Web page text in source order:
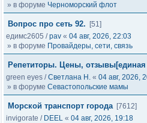
» в форуме Черноморский флот
Вопрос про сеть 92.
[51]
едимс2605 /pav « 04 авг, 2026, 22:03
» в форуме Провайдеры, сети, связь
Репетиторы. Цены, отзывы[единая
green eyes /Светлана Н. « 04 авг, 2026,
» в форуме Севастопольские мамы
Морской транспорт города [7612]
invigorate / DEEL « 04 авг, 2026, 19:18